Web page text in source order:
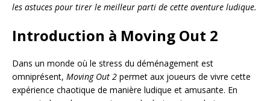
les astuces pour tirer le meilleur parti de cette aventure ludique.
Introduction à Moving Out 2
Dans un monde où le stress du déménagement est
omniprésent, Moving Out 2 permet aux joueurs de vivre cette
expérience chaotique de manière ludique et amusante. En